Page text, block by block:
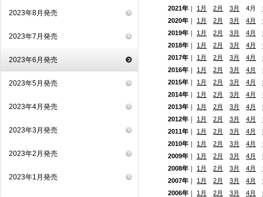
2023年8月発売
2023年7月発売
2023年6月発売
2023年5月発売
2023年4月発売
2023年3月発売
2023年2月発売
2023年1月発売
2021年 ｜ 1月 2月 3月 4月
2020年 ｜ 1月 2月 3月 4月
2019年 ｜ 1月 2月 3月 4月
2018年 ｜ 1月 2月 3月 4月
2017年 ｜ 1月 2月 3月 4月
2016年 ｜ 1月 2月 3月 4月
2015年 ｜ 1月 2月 3月 4月
2014年 ｜ 1月 2月 3月 4月
2013年 ｜ 1月 2月 3月 4月
2012年 ｜ 1月 2月 3月 4月
2011年 ｜ 1月 2月 3月 4月
2010年 ｜ 1月 2月 3月 4月
2009年 ｜ 1月 2月 3月 4月
2008年 ｜ 1月 2月 3月 4月
2007年 ｜ 1月 2月 3月 4月
2006年 ｜ 1月 2月 3月 4月